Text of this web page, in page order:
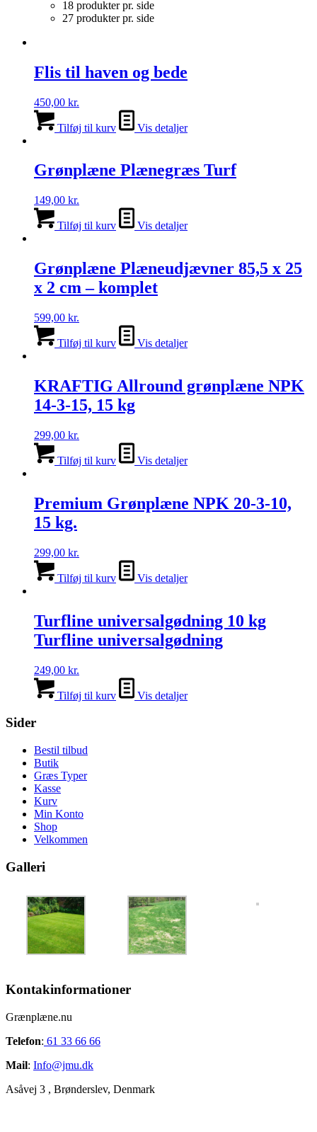
18 produkter pr. side
27 produkter pr. side
Flis til haven og bede
450,00 kr.
Tilføj til kurv Vis detaljer
Grønplæne Plænegræs Turf
149,00 kr.
Tilføj til kurv Vis detaljer
Grønplæne Plæneudjævner 85,5 x 25
x 2 cm – komplet
599,00 kr.
Tilføj til kurv Vis detaljer
KRAFTIG Allround grønplæne NPK
14-3-15, 15 kg
299,00 kr.
Tilføj til kurv Vis detaljer
Premium Grønplæne NPK 20-3-10,
15 kg.
299,00 kr.
Tilføj til kurv Vis detaljer
Turfline universalgødning 10 kg
Turfline universalgødning
249,00 kr.
Tilføj til kurv Vis detaljer
Sider
Bestil tilbud
Butik
Græs Typer
Kasse
Kurv
Min Konto
Shop
Velkommen
Galleri
Kontakinformationer
Grænplæne.nu
Telefon: 61 33 66 66
Mail: Info@jmu.dk
Asåvej 3 , Brønderslev, Denmark